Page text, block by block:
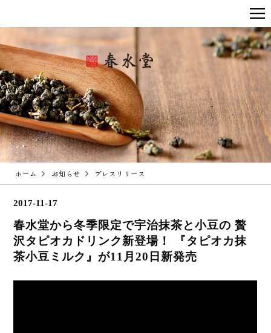
ホーム お知らせ プレスリリース
2017-11-17
春水堂から冬季限定で宇治抹茶と小豆の 贅
沢タピオカドリンク新登場！ 『タピオカ抹
茶小豆ミルク』が11月20日新発売